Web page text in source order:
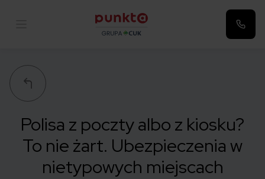
Polisa z poczty albo z kiosku?
To nie żart. Ubezpieczenia w
nietypowych miejscach